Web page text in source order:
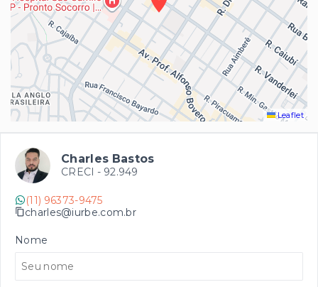
Leaflet
Charles Bastos
CRECI - 92.949
(11) 96373-9475
charles@iurbe.com.br
Nome